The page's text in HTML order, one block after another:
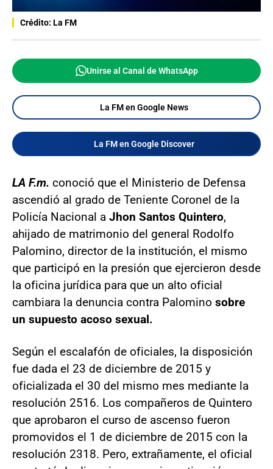
Crédito: La FM
Unirse al Canal de WhatsApp
La FM en Google News
La FM en Google Discover
LA F.m. conoció que el Ministerio de Defensa
ascendió al grado de Teniente Coronel de la
Policía Nacional a Jhon Santos Quintero,
ahijado de matrimonio del general Rodolfo
Palomino, director de la institución, el mismo
que participó en la presión que ejercieron desde
la oficina jurídica para que un alto oficial
cambiara la denuncia contra Palomino sobre
un supuesto acoso sexual.
Según el escalafón de oficiales, la disposición
fue dada el 23 de diciembre de 2015 y
oficializada el 30 del mismo mes mediante la
resolución 2516. Los compañeros de Quintero
que aprobaron el curso de ascenso fueron
promovidos el 1 de diciembre de 2015 con la
resolución 2318. Pero, extrañamente, el oficial